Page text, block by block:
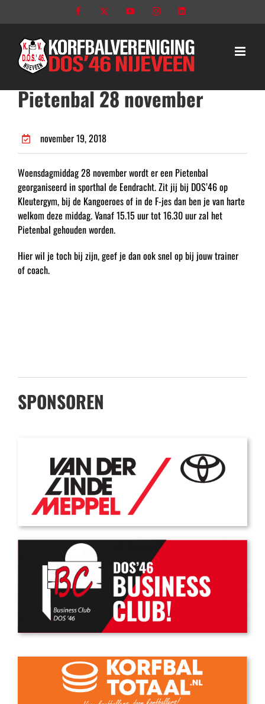
naar
Facebook YouTubeInstagram
Pietenbal 28 november
november 19, 2018
Woensdagmiddag 28 november wordt er een Pietenbal
georganiseerd in sporthal de Eendracht. Zit jij bij DOS’46 op
Kleutergym, bij de Kangoeroes of in de F-jes dan ben je van harte
welkom deze middag. Vanaf 15.15 uur tot 16.30 uur zal het
Pietenbal gehouden worden.
Hier wil je toch bij zijn, geef je dan ook snel op bij jouw trainer
of coach.
SPONSOREN